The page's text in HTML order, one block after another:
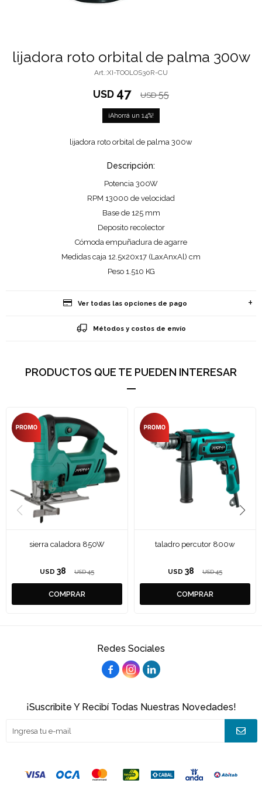
lijadora roto orbital de palma 300w
XI-TOOLOS30R-CU
USD 47 USD 55
14
lijadora roto orbital de palma 300w
Descripción:
Potencia 300W
RPM 13000 de velocidad
Base de 125 mm
Deposito recolector
Cómoda empuñadura de agarre
Medidas caja 12.5x20x17 (LaxAnxAl) cm
Peso 1.510 KG
Ver todas las opciones de pago
Métodos y costos de envío
PRODUCTOS QUE TE PUEDEN INTERESAR
sierra caladora 850W
USD 38 USD 45
taladro percutor 800w
USD 38 USD 45
Redes Sociales
  
¡Suscribite Y Recibí Todas Nuestras Novedades!